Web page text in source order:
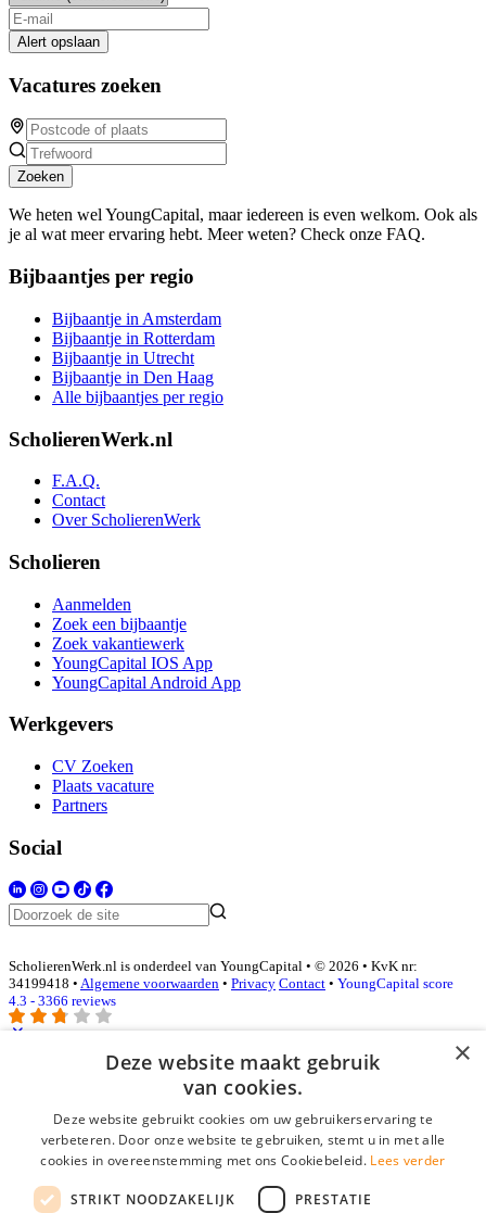
Alert opslaan
Vacatures zoeken
Zoeken
We heten wel YoungCapital, maar iedereen is even welkom. Ook als
je al wat meer ervaring hebt. Meer weten? Check onze FAQ.
Bijbaantjes per regio
Bijbaantje in Amsterdam
Bijbaantje in Rotterdam
Bijbaantje in Utrecht
Bijbaantje in Den Haag
Alle bijbaantjes per regio
ScholierenWerk.nl
F.A.Q.
Contact
Over ScholierenWerk
Scholieren
Aanmelden
Zoek een bijbaantje
Zoek vakantiewerk
YoungCapital IOS App
YoungCapital Android App
Werkgevers
CV Zoeken
Plaats vacature
Partners
Social
ScholierenWerk.nl is onderdeel van YoungCapital • © 2026 • KvK nr:
34199418 • Algemene voorwaarden • Privacy Contact • YoungCapital score
4.3 - 3366 reviews
E-mail*
Wachtwoord
login gegevens onthouden
×
Deze website maakt gebruik
van cookies.
Deze website gebruikt cookies om uw gebruikerservaring te
verbeteren. Door onze website te gebruiken, stemt u in met alle
cookies in overeenstemming met ons Cookiebeleid. Lees verder
STRIKT NOODZAKELIJK PRESTATIE